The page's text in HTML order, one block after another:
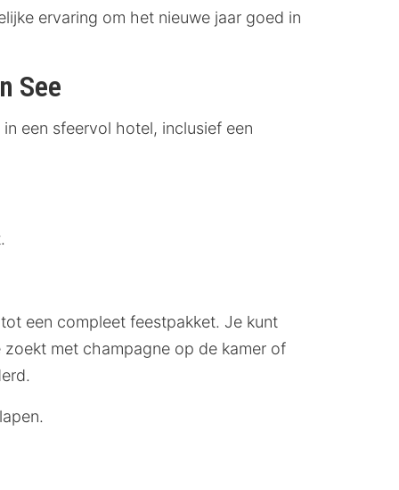
ervaring om het nieuwe jaar goed in
See
een sfeervol hotel, inclusief een
een compleet feestpakket. Je kunt
met champagne op de kamer of